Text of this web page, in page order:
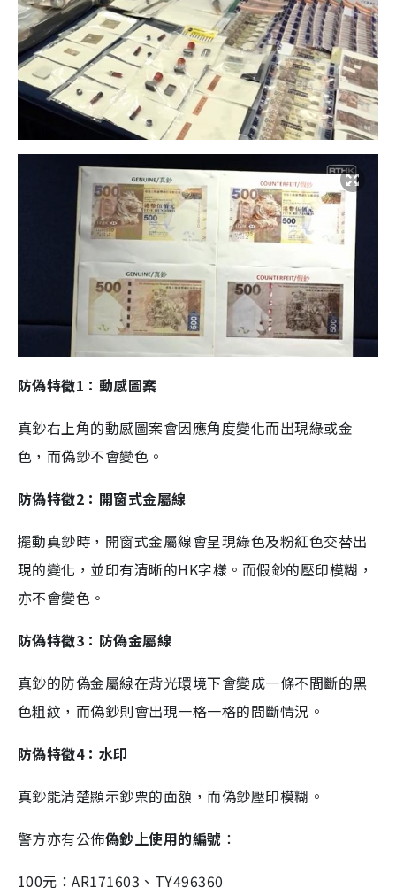
防偽特徵1 ： 動感圖案
真鈔右上角的動感圖案會因應角度變化而出現綠或金
色，而偽鈔不會變色。
防偽特徵2 ：開窗式金屬線
擺動真鈔時，開窗式金屬線會呈現綠色及粉紅色交替出
現的變化，並印有清晰的HK字樣。而假鈔的壓印模糊，
亦不會變色。
防偽特徵3 ：防偽金屬線
真鈔的防偽金屬線在背光環境下會變成一條不間斷的黑
色粗紋，而偽鈔則會出現一格一格的間斷情況。
防偽特徵4：水印
真鈔能清楚顯示鈔票的面額，而偽鈔壓印模糊。
警方亦有公佈偽鈔上使用的編號 ：
100元：AR171603、TY496360